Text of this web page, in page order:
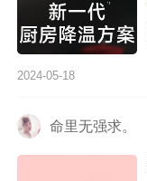
2024-05-18
命里无强求。